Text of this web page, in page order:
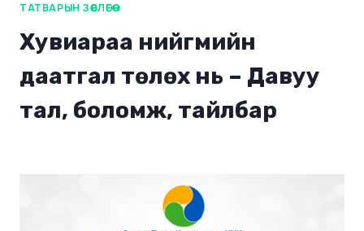
ТАТВАРЫН ЗӨВЛӨГӨӨ
Хувиараа нийгмийн
даатгал төлөх нь – Давуу
тал, боломж, тайлбар